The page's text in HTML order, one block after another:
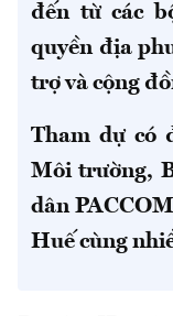
đến từ các
quyền địa
trợ và cộng
Tham dự có
Môi trường,
dân
Huế cùng